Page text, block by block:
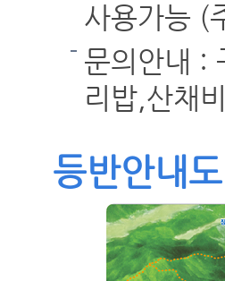
사용가능 (
문의안내 :
리밥,산채
등반안내도